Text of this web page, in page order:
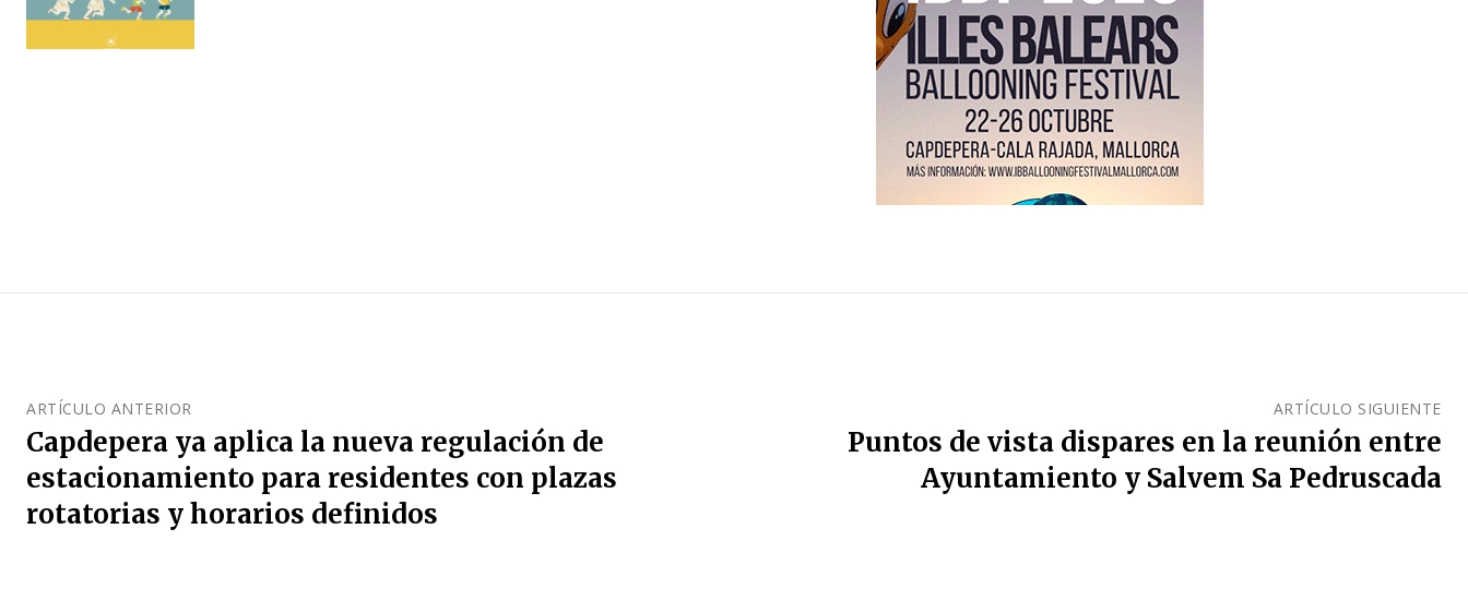
ARTÍCULO ANTERIOR
Capdepera ya aplica la nueva regulación de
estacionamiento para residentes con plazas
rotatorias y horarios definidos
ARTÍCULO SIGUIENTE
Puntos de vista dispares en la reunión entre
Ayuntamiento y Salvem Sa Pedruscada